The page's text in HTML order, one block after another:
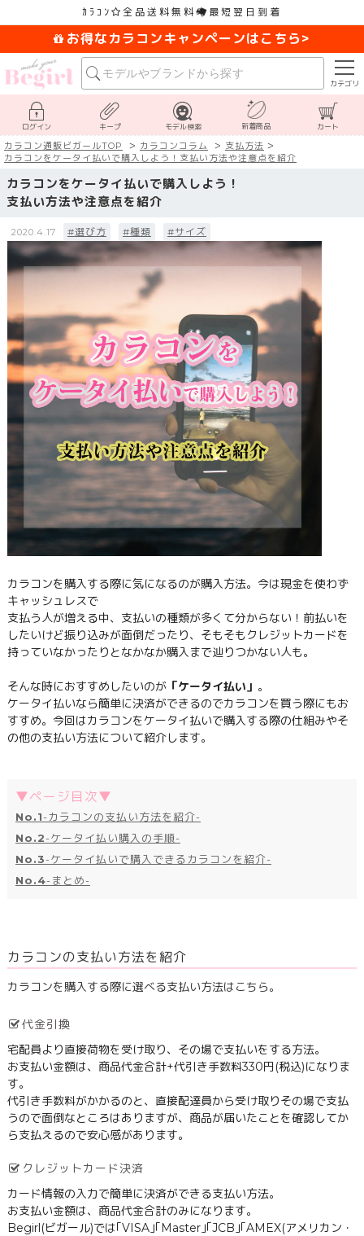
ｶﾗｺﾝ 全品送料無料 最短翌日到着
お得なカラコンキャンペーンはこちら>
カテゴリ
ログイン キープ モデル検索 新着商品 カート
カラコン通販ビガールTOP カラコンコラム
支払方法
カラコンをケータイ払いで購入しよう！支払い方法や注意点を紹介
カラコンをケータイ払いで購入しよう！
支払い方法や注意点を紹介
2020.4.17 #選び方 #種類 #サイズ
カラコンを購入する際に気になるのが購入方法。今は現金を使わず
キャッシュレスで
支払う人が増える中、支払いの種類が多くて分からない！前払いを
したいけど振り込みが面倒だったり、そもそもクレジットカードを
持っていなかったりとなかなか購入まで辿りつかない人も。
そんな時におすすめしたいのが「ケータイ払い」 。
ケータイ払いなら簡単に決済ができるのでカラコンを買う際にもお
すすめ。今回はカラコンをケータイ払いで購入する際の仕組みやそ
の他の支払い方法について紹介します。
▼ページ目次▼
No.1-カラコンの支払い方法を紹介-
No.2-ケータイ払い購入の手順-
No.3-ケータイ払いで購入できるカラコンを紹介-
No.4-まとめ-
カラコンの支払い方法を紹介
カラコンを購入する際に選べる支払い方法はこちら。
代金引換
宅配員より直接荷物を受け取り、その場で支払いをする方法。
お支払い金額は、商品代金合計+代引き手数料330円(税込)になりま
す。
代引き手数料がかかるのと、直接配達員から受け取りその場で支払
うので面倒なところはありますが、商品が届いたことを確認してか
ら支払えるので安心感があります。
クレジットカード決済
カード情報の入力で簡単に決済ができる支払い方法。
お支払い金額は、商品代金合計のみになります。
Begirl(ビガール)では｢VISA｣｢Master｣｢JCB｣｢AMEX(アメリカン・